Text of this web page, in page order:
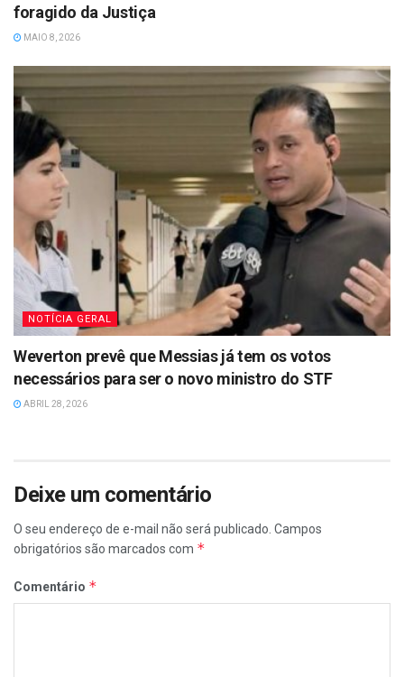
foragido da Justiça
MAIO 8, 2026
NOTÍCIA GERAL
Weverton prevê que Messias já tem os votos
necessários para ser o novo ministro do STF
ABRIL 28, 2026
Deixe um comentário
O seu endereço de e-mail não será publicado. Campos
obrigatórios são marcados com *
Comentário *